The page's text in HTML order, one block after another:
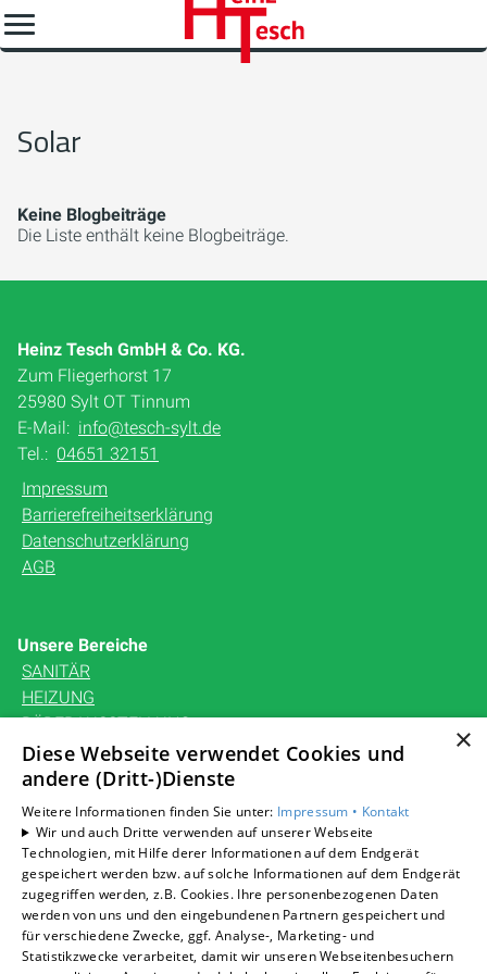
Solar
Keine Blogbeiträge
Die Liste enthält keine Blogbeiträge.
Heinz Tesch GmbH & Co. KG.
Zum Fliegerhorst 17
25980 Sylt OT Tinnum
E-Mail: info@tesch-sylt.de
Tel.: 04651 32151
Impressum
Barrierefreiheitserklärung
Datenschutzerklärung
AGB
Unsere Bereiche
SANITÄR
HEIZUNG
BÄDERAUSSTELLUNG
KARRIERE
UNTERNEHMEN
KONTAKT
Um externe HTML-Inhalte anzuzeigen, benötigen wir
Ihre Einwilligung.
Weitere Informationen finden Sie in unserer
×
Diese Webseite verwendet Cookies und
andere (Dritt-)Dienste
Weitere Informationen finden Sie unter: Impressum • Kontakt
Wir und auch Dritte verwenden auf unserer Webseite
Technologien, mit Hilfe derer Informationen auf dem Endgerät
gespeichert werden bzw. auf solche Informationen auf dem Endgerät
zugegriffen werden, z.B. Cookies. Ihre personenbezogenen Daten
werden von uns und den eingebundenen Partnern gespeichert und
für verschiedene Zwecke, ggf. Analyse-, Marketing- und
Statistikzwecke verarbeitet, damit wir unseren Webseitenbesuchern